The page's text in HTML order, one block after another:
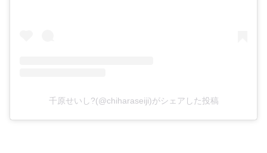
千原せいし?(@chiharaseiji)がシェアした投稿